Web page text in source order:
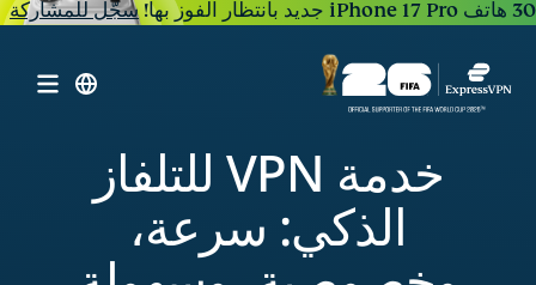
30 هاتف iPhone 17 Pro جديد بانتظار الفوز بها! سجّل للمشاركة
خدمة VPN للتلفاز
الذكي: سرعة،